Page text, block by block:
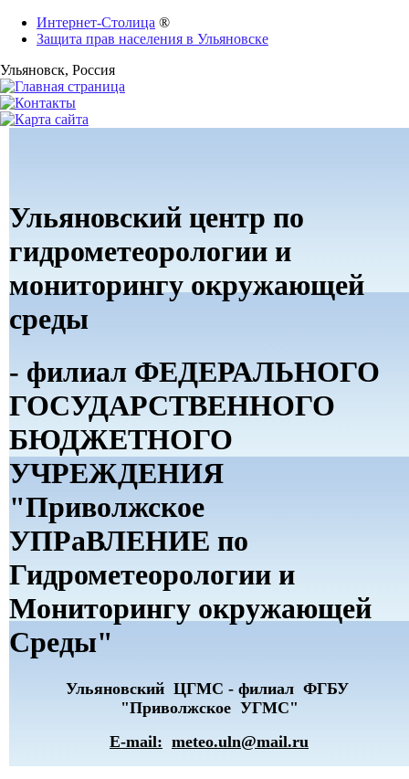
Интернет-Столица ®
Защита прав населения в Ульяновске
Ульяновск, Россия
Ульяновский центр по
гидрометеорологии и
мониторингу окружающей
среды
- филиал ФЕДЕРАЛЬНОГО
ГОСУДАРСТВЕННОГО
БЮДЖЕТНОГО
УЧРЕЖДЕНИЯ
"Приволжское
УПРаВЛЕНИЕ по
Гидрометеорологии и
Мониторингу окружающей
Среды"
Ульяновский ЦГМС - филиал ФГБУ
"Приволжское УГМС"
E-mail: meteo.uln@mail.ru